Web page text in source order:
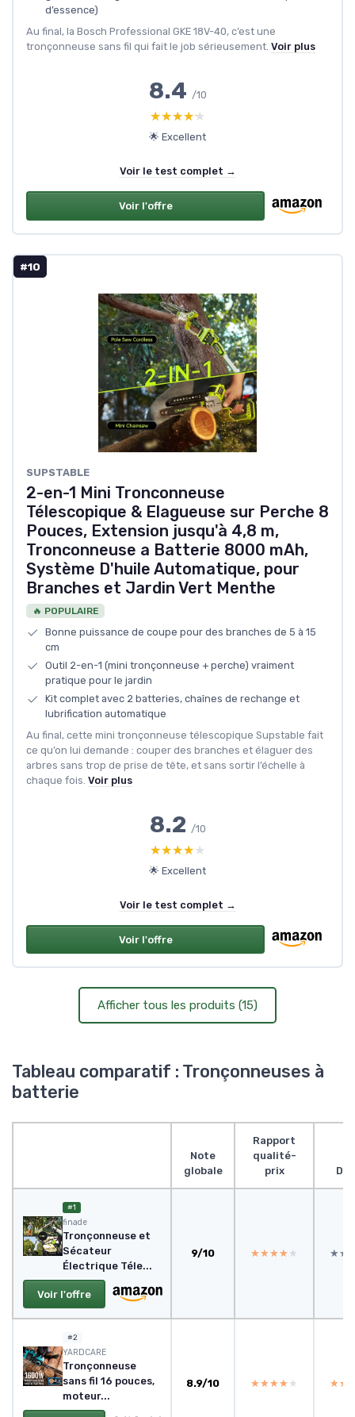
d’essence)
Au final, la Bosch Professional GKE 18V-40, c’est une
tronçonneuse sans fil qui fait le job sérieusement. Voir plus
8.4 /10
★★★★★
★★★★★
🌟 Excellent
Voir le test complet →
Voir l'offre
#10
SUPSTABLE
2-en-1 Mini Tronconneuse
Télescopique & Elagueuse sur Perche 8
Pouces, Extension jusqu'à 4,8 m,
Tronconneuse a Batterie 8000 mAh,
Système D'huile Automatique, pour
Branches et Jardin Vert Menthe
🔥 POPULAIRE
Bonne puissance de coupe pour des branches de 5 à 15
cm
Outil 2-en-1 (mini tronçonneuse + perche) vraiment
pratique pour le jardin
Kit complet avec 2 batteries, chaînes de rechange et
lubrification automatique
Au final, cette mini tronçonneuse télescopique Supstable fait
ce qu’on lui demande : couper des branches et élaguer des
arbres sans trop de prise de tête, et sans sortir l’échelle à
chaque fois. Voir plus
8.2 /10
★★★★★
★★★★★
🌟 Excellent
Voir le test complet →
Voir l'offre
Afficher tous les produits (15)
Tableau comparatif : Tronçonneuses à
batterie
Note
globale
Rapport
qualité-
prix
#1
finade
Tronçonneuse et
Sécateur
Électrique Téle...
Voir l'offre
9/10 ★★★★★
★★★★★
#2
YARDCARE
Tronçonneuse
sans fil 16 pouces,
moteur...
8.9/10 ★★★★★
★★★★★